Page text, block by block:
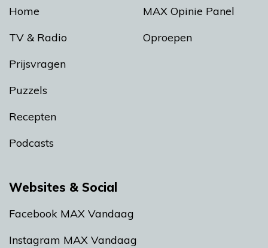
Home
TV & Radio
Prijsvragen
Puzzels
Recepten
Podcasts
MAX Opinie Panel
Oproepen
Websites & Social
Facebook MAX Vandaag
Instagram MAX Vandaag